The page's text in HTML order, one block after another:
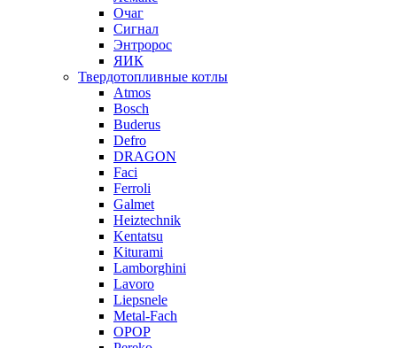
Очаг
Сигнал
Энтророс
ЯИК
Твердотопливные котлы
Atmos
Bosch
Buderus
Defro
DRAGON
Faci
Ferroli
Galmet
Heiztechnik
Kentatsu
Kiturami
Lamborghini
Lavoro
Liepsnele
Metal-Fach
OPOP